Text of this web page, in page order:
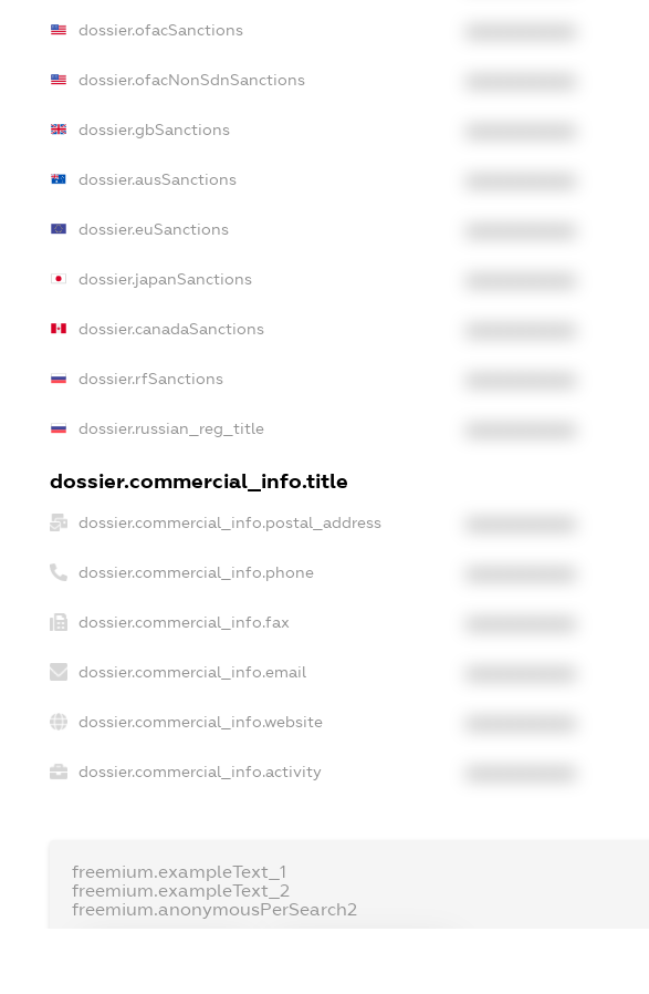
dossier.ofacSanctions
dossier.ofacNonSdnSanctions
dossier.gbSanctions
dossier.ausSanctions
dossier.euSanctions
dossier.japanSanctions
dossier.canadaSanctions
dossier.rfSanctions
dossier.russian_reg_title
dossier.commercial_info.title
dossier.commercial_info.postal_address
dossier.commercial_info.phone
dossier.commercial_info.fax
dossier.commercial_info.email
dossier.commercial_info.website
dossier.commercial_info.activity
freemium.exampleText_1
freemium.exampleText_2
freemium.anonymousPerSearch2